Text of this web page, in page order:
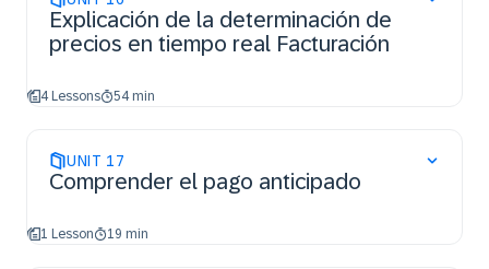
Explicación de la determinación de
precios en tiempo real Facturación
4 Lessons 54 min
UNIT 17
Comprender el pago anticipado
1 Lesson 19 min